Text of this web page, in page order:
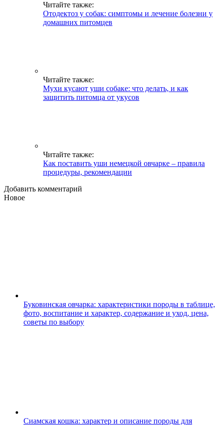
Читайте также:
Отодектоз у собак: симптомы и лечение болезни у
домашних питомцев
Читайте также:
Мухи кусают уши собаке: что делать, и как
защитить питомца от укусов
Читайте также:
Как поставить уши немецкой овчарке – правила
процедуры, рекомендации
Добавить комментарий
Новое
Буковинская овчарка: характеристики породы в таблице,
фото, воспитание и характер, содержание и уход, цена,
советы по выбору
Сиамская кошка: характер и описание породы для